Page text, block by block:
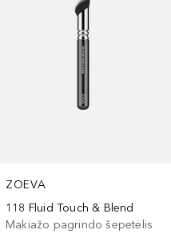
ZOEVA
118 Fluid Touch & Blend
Makiažo pagrindo šepetėlis